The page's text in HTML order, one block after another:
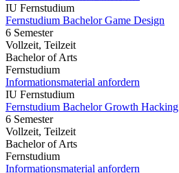
IU Fernstudium
Fernstudium Bachelor Game Design
6 Semester
Vollzeit, Teilzeit
Bachelor of Arts
Fernstudium
Informationsmaterial anfordern
IU Fernstudium
Fernstudium Bachelor Growth Hacking
6 Semester
Vollzeit, Teilzeit
Bachelor of Arts
Fernstudium
Informationsmaterial anfordern